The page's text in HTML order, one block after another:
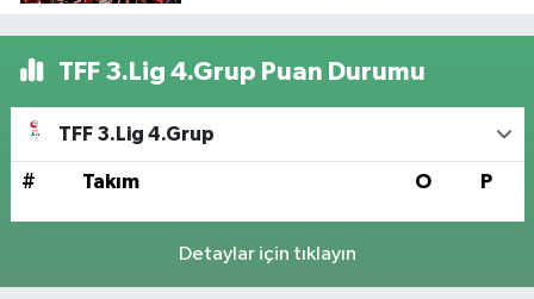
TFF 3.Lig 4.Grup Puan Durumu
TFF 3.Lig 4.Grup
# Takım O P
Detaylar için tıklayın